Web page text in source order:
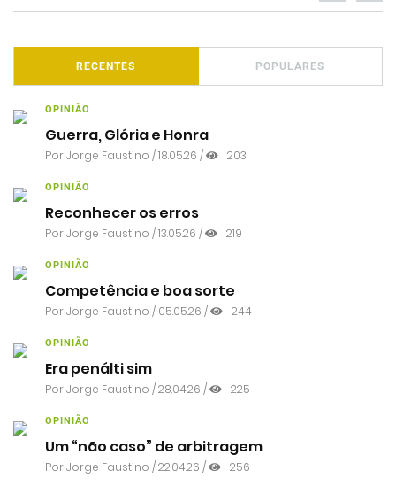
RECENTES POPULARES
OPINIÃO
Guerra, Glória e Honra
PorJorge Faustino / 18.05.26 / 203
OPINIÃO
Reconhecer os erros
PorJorge Faustino / 13.05.26 / 219
OPINIÃO
Competência e boa sorte
PorJorge Faustino / 05.05.26 / 244
OPINIÃO
Era penálti sim
PorJorge Faustino / 28.04.26 / 225
OPINIÃO
Um “não caso” de arbitragem
PorJorge Faustino / 22.04.26 / 256